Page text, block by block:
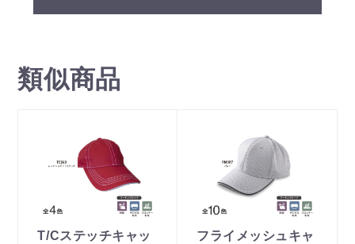
T/Cステッチキャッ
フライメッシュキャ